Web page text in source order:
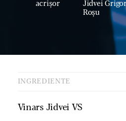
acrișor
Jidvei
Roșu
INGREDIENTE
Vinars Jidvei VS